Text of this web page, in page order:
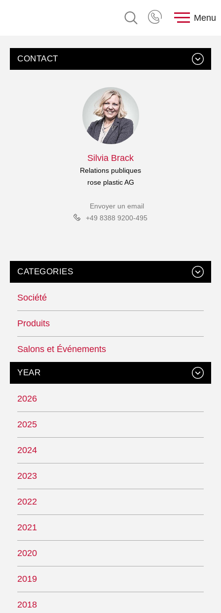
Menu
CONTACT
Silvia Brack
Relations publiques
rose plastic AG
Envoyer un email
+49 8388 9200-495
CATEGORIES
Société
Produits
Salons et Événements
YEAR
2026
2025
2024
2023
2022
2021
2020
2019
2018